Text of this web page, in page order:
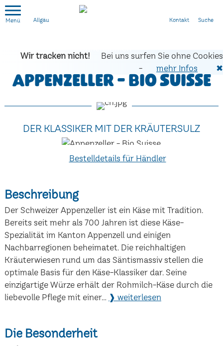
Allgäu
Wir tracken nicht!
Bei uns surfen Sie ohne Cookies
-
mehr Infos ✖
Appenzeller - Bio Suisse
DER KLASSIKER MIT DER KRÄUTERSULZ
Bestelldetails für Händler
Beschreibung
Der Schweizer Appenzeller ist ein Käse mit Tradition.
Bereits seit mehr als 700 Jahren ist diese Käse-
Spezialität im Kanton Appenzell und einigen
Nachbarregionen beheimatet. Die reichhaltigen
Kräuterwiesen rund um das Säntismassiv stellen die
optimale Basis für den Käse-Klassiker dar. Seine
einzigartige Würze erhält der Rohmilch-Käse durch die
liebevolle Pflege mit einer... ❱ weiterlesen
Die Besonderheit